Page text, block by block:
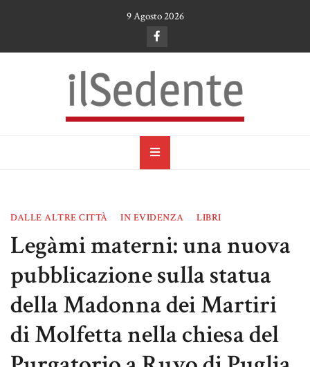
9 Agosto 2026
il Sedente
DALLE ALTRE CITTÀ IN EVIDENZA LIBRI
Legàmi materni: una nuova
pubblicazione sulla statua
della Madonna dei Martiri
di Molfetta nella chiesa del